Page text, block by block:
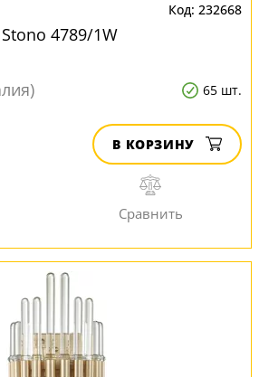
232668
4789/1W
65 шт.
В КОРЗИНУ